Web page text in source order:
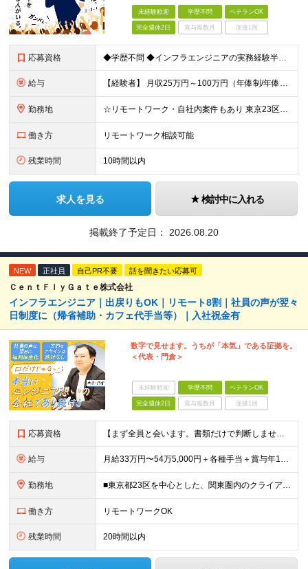
未経験歓迎 学歴不問 ベテランOK
完全週休2日 賞与複数月 面接1回
応募資格 ◆学歴不問 ◆インフラエンジニアの実務経験半年以上 ☆「インフラエンジニアの仕事に興味がある」 「IT業界で働きたい」といった実務未経験の方も募集しています！ ----こんな方が入社しています！-
給与 【経験者】 月収25万円～100万円（年俸制/年俸276万円～1200万円）＋業績・季節手当 ※年俸：12分割 ※前職給与や経験・スキルなどを考慮し加給・優遇します ※各種手当込み。交通費、超過手当、
勤務地 ☆リモートワーク・自社内案件もあり 東京23区内のクライアント先での勤務となります。 ◆勤務先は希望を考慮し決定します ◆転居を伴う転勤はありません 【本社】 東京都品川区東品川4-12-8 品川シ
働き方 リモートワーク相談可能
残業時間 10時間以内
求人を見る 検討中に入れる
掲載終了予定日： 2026.08.20
NEW 正社員 自己PR不要 話を聞きたい応募可
ＣｅｎｔＦｌｙＧａｔｅ株式会社
インフラエンジニア｜出戻りもOK｜リモート8割｜社員の声が翌々
日制度に（帰省補助・カフェ代手当等）｜入社祝金有
数字で見せます。うちが「本気」である証拠を。
＜代表・門倉＞
未経験歓迎 学歴不問 ベテランOK
完全週休2日 賞与複数月 面接1回
応募資格 【まず全員と会います。書類だけで判断しません。】 ■学歴不問 ■何らかのITエンジニア実務経験をお持ちの方（年数・工程・領域不問） ◎こんな方も歓迎します！ ・別業界を経験してIT業界に戻りたい「
給与 月給33万円〜54万5,000円＋各種手当＋賞与年1回 ※経験・スキルを考慮のうえ、双方が納得するまで話し合って決定します。 ※上記月給額にはみなし残業手当（20時間分／4万5000円～）を含む（超
勤務地 ■東京都23区を中心とした、関東圏内のクライアント先 ※東京・渋谷・銀座・横浜の案件が多数 ★転勤はありません！ ★勤務地は希望を考慮します！ ★全社員の約8割がリモートワーク実施中！ プロジェク
働き方 リモートワークOK
残業時間 20時間以内